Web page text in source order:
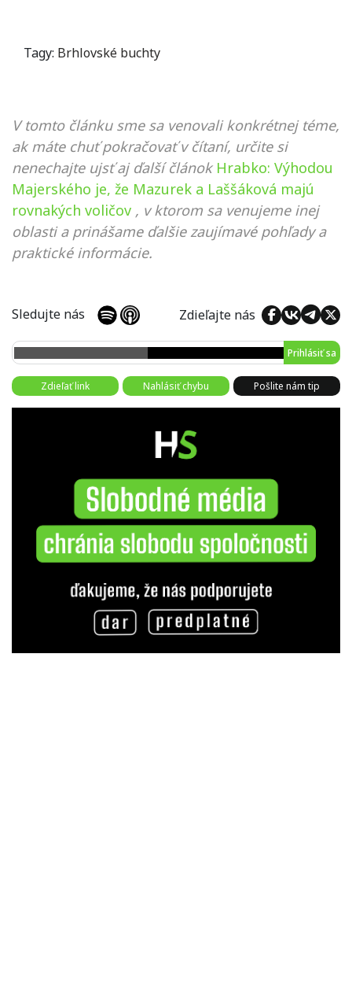
Tagy: Brhlovské buchty
V tomto článku sme sa venovali konkrétnej téme,
ak máte chuť pokračovať v čítaní, určite si
nenechajte ujsť aj ďalší článok Hrabko: Výhodou
Majerského je, že Mazurek a Laššáková majú
rovnakých voličov , v ktorom sa venujeme inej
oblasti a prinášame ďalšie zaujímavé pohľady a
praktické informácie.
Sledujte nás Zdieľajte nás
Prihlásiť sa
Zdieľať link Nahlásiť chybu Pošlite nám tip